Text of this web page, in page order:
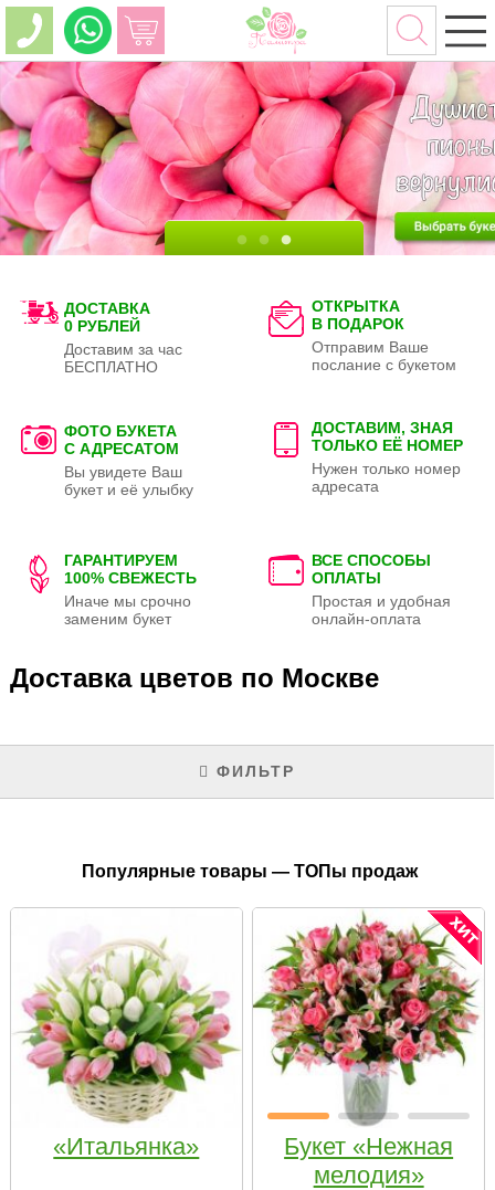
ДОСТАВКА
0 РУБЛЕЙ
Доставим за час
БЕСПЛАТНО
ОТКРЫТКА
В ПОДАРОК
Отправим Ваше
послание с букетом
ФОТО БУКЕТА
С АДРЕСАТОМ
Вы увидете Ваш
букет и её улыбку
ДОСТАВИМ, ЗНАЯ
ТОЛЬКО ЕЁ НОМЕР
Нужен только номер
адресата
ГАРАНТИРУЕМ
100% СВЕЖЕСТЬ
Иначе мы срочно
заменим букет
ВСЕ СПОСОБЫ
ОПЛАТЫ
Простая и удобная
онлайн-оплата
Доставка цветов по Москве
ФИЛЬТР
Популярные товары — ТОПы продаж
«Итальянка»
Букет «Нежная
мелодия»